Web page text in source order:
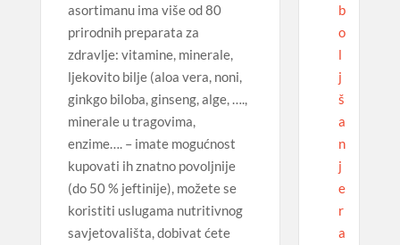
asortimanu ima više od 80
prirodnih preparata za
zdravlje: vitamine, minerale,
ljekovito bilje (aloa vera, noni,
ginkgo biloba, ginseng, alge, ….,
minerale u tragovima,
enzime…. – imate mogućnost
kupovati ih znatno povoljnije
(do 50 % jeftinije), možete se
koristiti uslugama nutritivnog
savjetovališta, dobivat ćete
b
o
l
j
š
a
n
j
e
r
a